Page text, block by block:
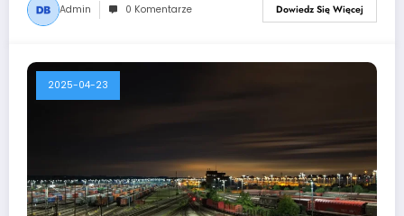
Admin 0 Komentarze Dowiedz Się Więcej
2025-04-23